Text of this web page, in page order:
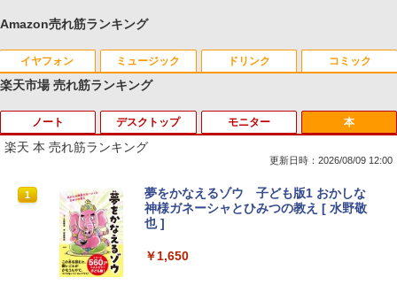
Amazon売れ筋ランキング
イヤフォン
Anker Soundcore P40i オフホワイト
￥7,990
ミュージック
BRUCE WAYNE feat. Flo Milli, ATL Jacob
[Explicit]
[Explicit]
ドリンク
【Amazon.co.jp限定】 い・ろ・は・す 2L P
ET ラベルレス ×8本
富士山の天然水 バナジウム含有 水 ミネラル
ウォーター ペットボトル 静岡県産 500ミリリ
コミック
薬屋のひとりごと 17巻 (デジタル版ビッグガ
ンガンコミックス)
エース)
楽天市場 売れ筋ランキング
ノート
1
【今だけ】全品ポイント10倍 お買い物マ
ラソン★8/4～8/11★【2031年6月までO
S更新可能】dynabook Chromebook C
4GB eMM搭載 Google ChromeOS 中古
デスクトップ
1 キヤノン 9967B001
￥5,380
モニター
1
【送料無料】TF: I-O DATA☆LCD-MF24
4EDSW 液晶モニター 23.8インチ ワイド
ノングレア スピーカー搭載 [23.8インチ]
ディスプレイ 中古モニター /24型 ワイド
本
楽天 本 売れ筋ランキング
更新日時：2026/08/09 12:00
1
夢をかなえるゾウ 子ども版1 おかしな
神様ガネーシャとひみつの教え [ 水野敬
也 ]
￥1,650